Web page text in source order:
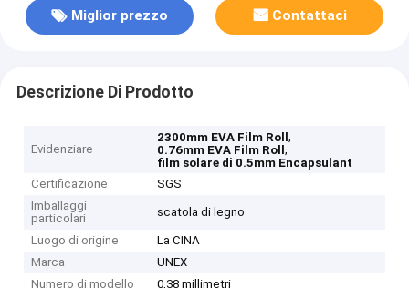
Miglior prezzo Contattaci
Descrizione Di Prodotto
Evidenziare
2300mm EVA Film Roll,
0.76mm EVA Film Roll,
film solare di 0.5mm Encapsulant
Certificazione
SGS
Imballaggi
particolari
scatola di legno
Luogo di origine
La CINA
Marca
UNEX
Numero di modello
0,38 millimetri